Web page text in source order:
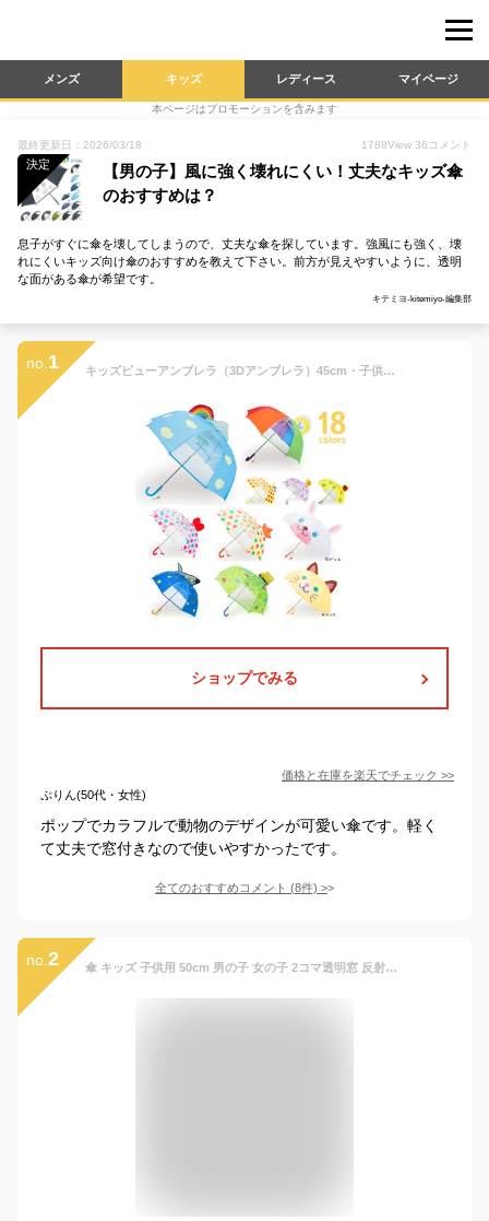
メンズ キッズ レディース マイページ
本ページはプロモーションを含みます
最終更新日：2026/03/18 1788View 36 コメント
決定
【男の子】風に強く壊れにくい！丈夫なキッズ傘
のおすすめは？
息子がすぐに傘を壊してしまうので、丈夫な傘を探しています。強風にも強く、壊
れにくいキッズ向け傘のおすすめを教えて下さい。前方が見えやすいように、透明
な面がある傘が希望です。
キテミヨ-kitemiyo-編集部
no. 1 キッズビューアンブレラ（3Dアンブレラ）45cm・子供用窓付き傘♪女の子や男の子におしゃれなビニール傘。子供 キッズ 長靴などの雨具とお揃い♪かわいい かさ 3D 幼稚園 子ども 園児 通学 通園 透明 安全 軽量 丈夫 名前 ネーム こども
ショップでみる
価格と在庫を楽天でチェック >>
ぷりん(50代・女性)
ポップでカラフルで動物のデザインが可愛い傘です。軽く
て丈夫で窓付きなので使いやすかったです。
全てのおすすめコメント (8件) >
no. 2 傘 キッズ 子供用 50cm 男の子 女の子 2コマ透明窓 反射テープ付き 耐風傘 小学生 スクール傘 学童傘 ワンタッチジャンプ グラスファイバー骨 軽い 折れにくい 黄色 紺色